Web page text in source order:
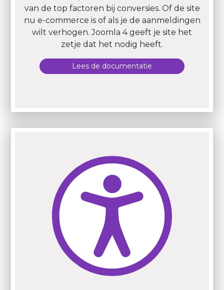
van de top factoren bij conversies. Of de site
nu e-commerce is of als je de aanmeldingen
wilt verhogen. Joomla 4 geeft je site het
zetje dat het nodig heeft.
Lees de documentatie